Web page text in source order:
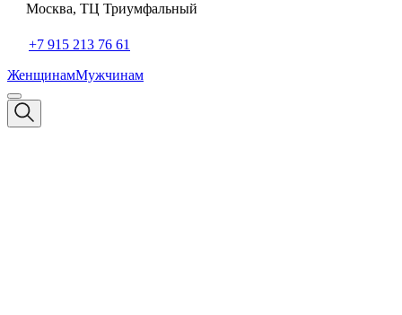
Москва, ТЦ Триумфальный
+7 915 213 76 61
ЖенщинамМужчинам